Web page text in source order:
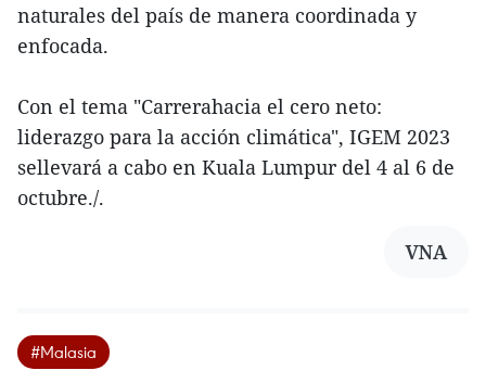
naturales del país de manera coordinada y
enfocada.
Con el tema "Carrerahacia el cero neto:
liderazgo para la acción climática", IGEM 2023
sellevará a cabo en Kuala Lumpur del 4 al 6 de
octubre./.
VNA
#Malasia